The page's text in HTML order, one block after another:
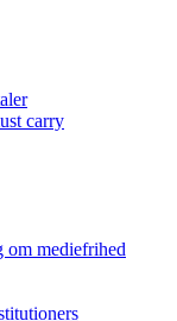
carry
mediefrihed